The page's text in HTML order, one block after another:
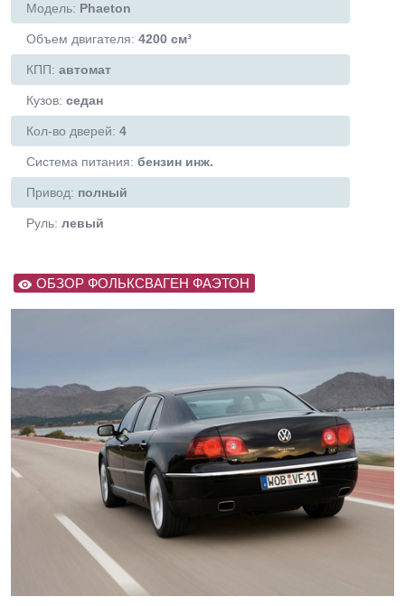
Модель: Phaeton
Объем двигателя: 4200 см³
КПП: автомат
Кузов: седан
Кол-во дверей: 4
Система питания: бензин инж.
Привод: полный
Руль: левый
ОБЗОР ФОЛЬКСВАГЕН ФАЭТОН